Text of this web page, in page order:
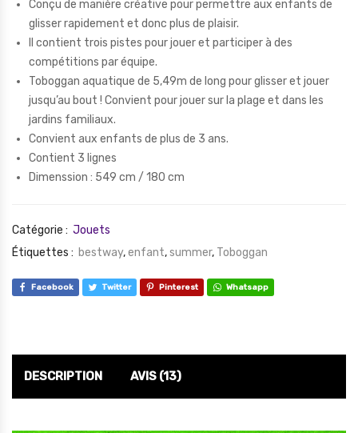
Conçu de manière créative pour permettre aux enfants de
glisser rapidement et donc plus de plaisir.
Il contient trois pistes pour jouer et participer à des
compétitions par équipe.
Toboggan aquatique de 5,49m de long pour glisser et jouer
jusqu’au bout ! Convient pour jouer sur la plage et dans les
jardins familiaux.
Convient aux enfants de plus de 3 ans.
Contient 3 lignes
Dimenssion : 549 cm / 180 cm
Catégorie : Jouets
Étiquettes : bestway,enfant,summer, Toboggan
Facebook Twitter Pinterest Whatsapp
DESCRIPTION AVIS (13)